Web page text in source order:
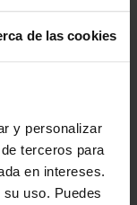
de las cookies
y personalizar
terceros para
en intereses.
uso. Puedes
de